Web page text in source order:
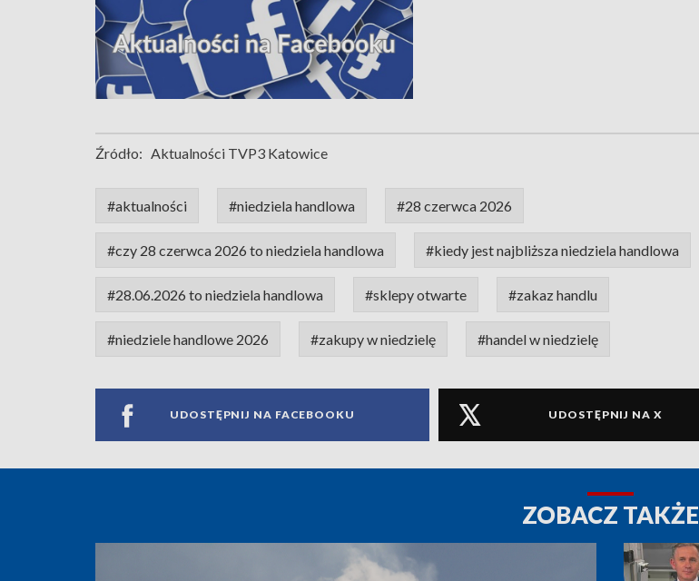
Źródło: Aktualności TVP3 Katowice
#aktualności #niedziela handlowa #28 czerwca 2026
#czy 28 czerwca 2026 to niedziela handlowa #kiedy jest najbliższa niedziela handlowa
#28.06.2026 to niedziela handlowa #sklepy otwarte #zakaz handlu
#niedziele handlowe 2026 #zakupy w niedzielę #handel w niedzielę
UDOSTĘPNIJ NA FACEBOOKU UDOSTĘPNIJ NA X
ZOBACZ TAKŻE